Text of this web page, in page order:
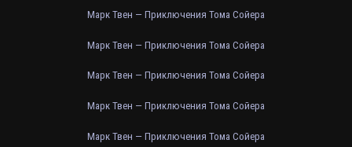
Марк Твен — Приключения Тома Сойера
Марк Твен — Приключения Тома Сойера
Марк Твен — Приключения Тома Сойера
Марк Твен — Приключения Тома Сойера
Марк Твен — Приключения Тома Сойера